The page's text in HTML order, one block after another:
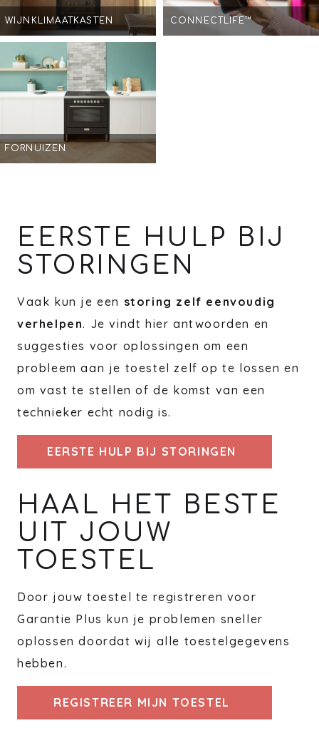
WIJNKLIMAATKASTEN CONNECTLIFE™
FORNUIZEN
EERSTE HULP BIJ
STORINGEN
Vaak kun je een storing zelf eenvoudig
verhelpen. Je vindt hier antwoorden en
suggesties voor oplossingen om een
probleem aan je toestel zelf op te lossen en
om vast te stellen of de komst van een
technieker echt nodig is.
EERSTE HULP BIJ STORINGEN
HAAL HET BESTE
UIT JOUW
TOESTEL
Door jouw toestel te registreren voor
Garantie Plus kun je problemen sneller
oplossen doordat wij alle toestelgegevens
hebben.
REGISTREER MIJN TOESTEL